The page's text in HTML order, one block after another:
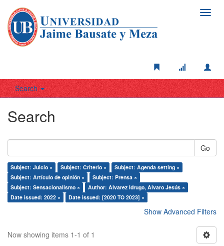
Search
Search
Go
Subject: Juicio × Subject: Criterio ×
Subject: Agenda setting ×
Subject: Artículo de opinión ×
Subject: Prensa ×
Subject: Sensacionalismo ×
Author: Alvarez Idrugo, Alvaro Jesús ×
Date issued: 2022 ×
Date issued: [2020 TO 2023] ×
Show Advanced Filters
Now showing items 1-1 of 1